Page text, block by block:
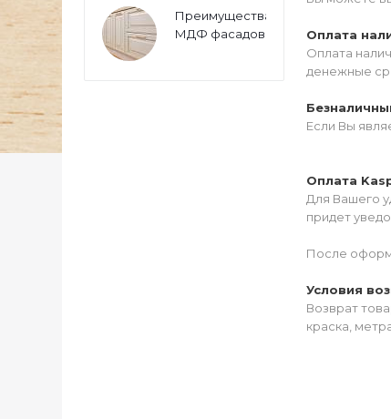
Преимущества
МДФ фасадов
Оплата
Оплата
денежные
Если Вы
Оплата
Для Вашего
придет
После
Условия
Возврат
краска,